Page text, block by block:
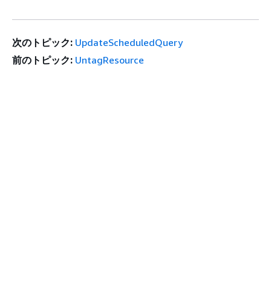
次のトピック: UpdateScheduledQuery
前のトピック: UntagResource